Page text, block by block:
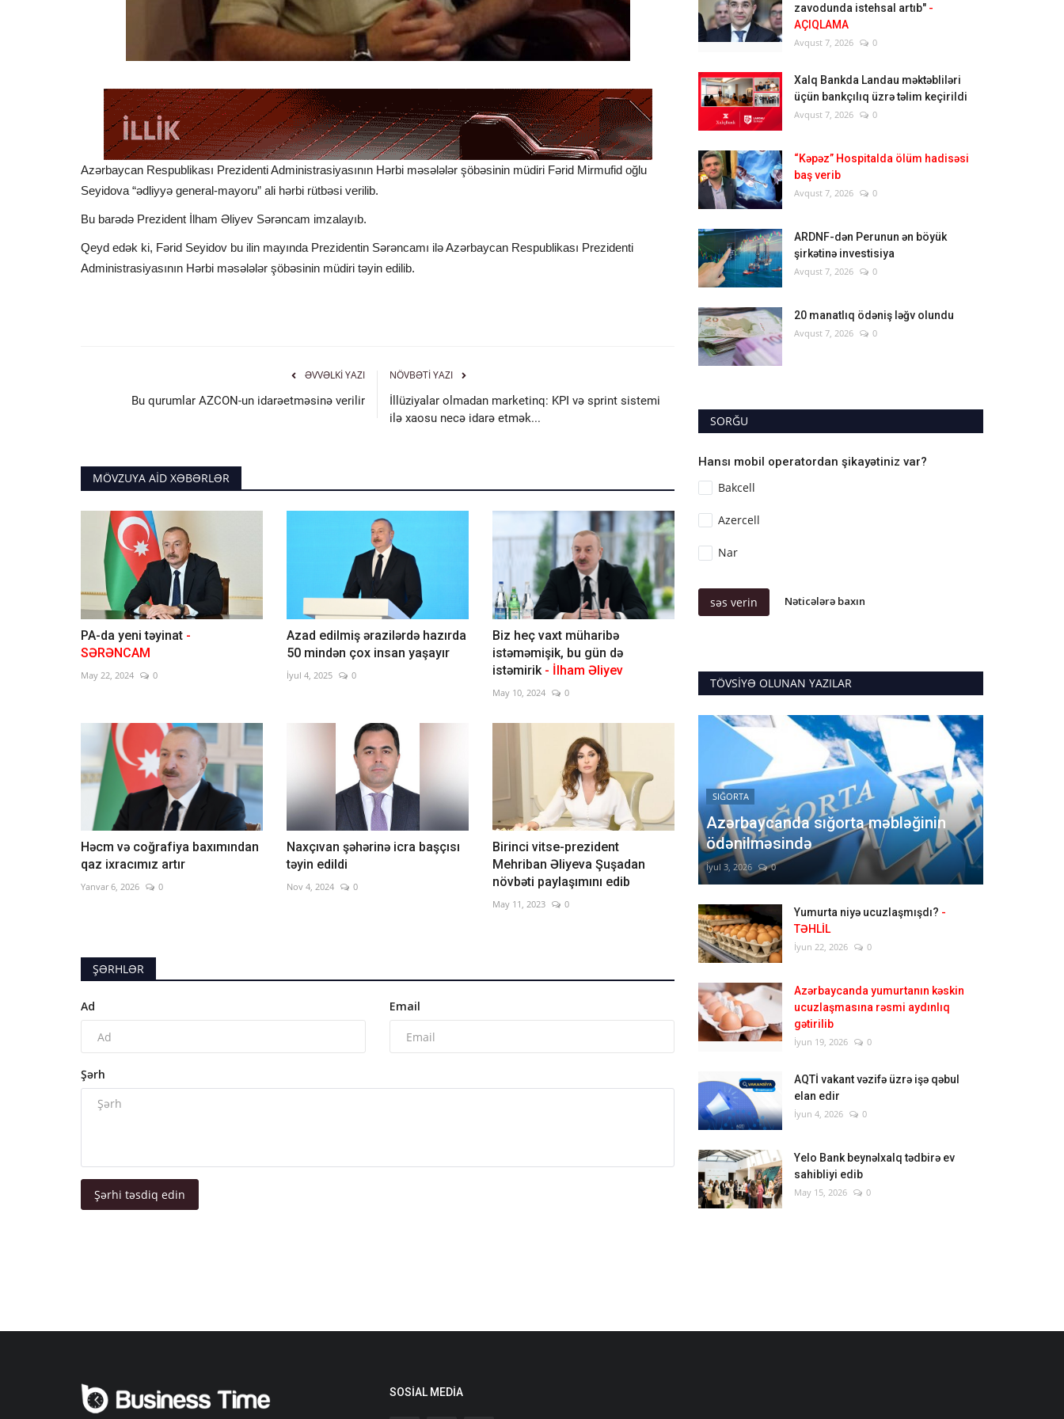
Azərbaycan Respublikası Prezidenti Administrasiyasının Hərbi məsələlər şöbəsinin müdiri Fərid Mirmufid oğlu
Seyidova “ədliyyə general-mayoru” ali hərbi rütbəsi verilib.
Bu barədə Prezident İlham Əliyev Sərəncam imzalayıb.
Qeyd edək ki, Fərid Seyidov bu ilin mayında Prezidentin Sərəncamı ilə Azərbaycan Respublikası Prezidenti
Administrasiyasının Hərbi məsələlər şöbəsinin müdiri təyin edilib.
ƏVVƏLKI YAZI
Bu qurumlar AZCON-un idarəetməsinə verilir
NÖVBƏTI YAZI
İllüziyalar olmadan marketinq: KPI və sprint sistemi
ilə xaosu necə idarə etmək...
MÖVZUYA AID XƏBƏRLƏR
PA-da yeni təyinat -
SƏRƏNCAM
May 22, 2024 0
Azad edilmiş ərazilərdə hazırda
50 mindən çox insan yaşayır
İyul 4, 2025 0
Biz heç vaxt müharibə
istəməmişik, bu gün də
istəmirik - İlham Əliyev
May 10, 2024 0
Həcm və coğrafiya baxımından
qaz ixracımız artır
Yanvar 6, 2026 0
Naxçıvan şəhərinə icra başçısı
təyin edildi
Nov 4, 2024 0
Birinci vitse-prezident
Mehriban Əliyeva Şuşadan
növbəti paylaşımını edib
May 11, 2023 0
ŞƏRHLƏR
Ad Email
Şərh
Şərhi təsdiq edin
zavodunda istehsal artıb" -
AÇIQLAMA
Avqust 7, 2026 0
Xalq Bankda Landau məktəbliləri
üçün bankçılıq üzrə təlim keçirildi
Avqust 7, 2026 0
“Kəpəz” Hospitalda ölüm hadisəsi
baş verib
Avqust 7, 2026 0
ARDNF-dən Perunun ən böyük
şirkətinə investisiya
Avqust 7, 2026 0
20 manatlıq ödəniş ləğv olundu
Avqust 7, 2026 0
SORĞU
Hansı mobil operatordan şikayətiniz var?
Bakcell
Azercell
Nar
səs verin Nəticələrə baxın
TÖVSIYƏ OLUNAN YAZILAR
SIĞORTA
Azərbaycanda sığorta məbləğinin
ödənilməsində
İyul 3, 2026 0
Yumurta niyə ucuzlaşmışdı? -
TƏHLİL
İyun 22, 2026 0
Azərbaycanda yumurtanın kəskin
ucuzlaşmasına rəsmi aydınlıq
gətirilib
İyun 19, 2026 0
AQTİ vakant vəzifə üzrə işə qəbul
elan edir
İyun 4, 2026 0
Yelo Bank beynəlxalq tədbirə ev
sahibliyi edib
May 15, 2026 0
SOSIAL MEDIA